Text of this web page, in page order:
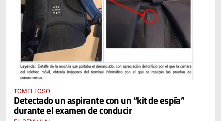
TOMELLOSO
Detectado un aspirante con un “kit de espía”
durante el examen de conducir